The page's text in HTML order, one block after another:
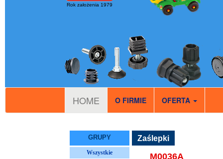
Rok założenia 1979
HOME O FIRMIE OFERTA
GRUPY
Wszystkie
Zaślepki
M0036A